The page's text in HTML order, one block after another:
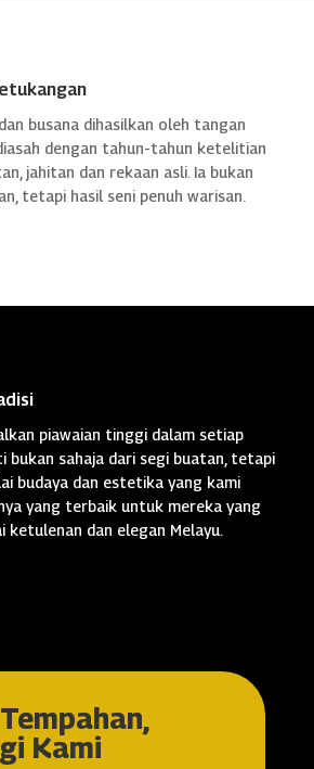
busana dihasilkan oleh tangan
dengan tahun-tahun ketelitian
jahitan dan rekaan asli. Ia bukan
tetapi hasil seni penuh warisan.
piawaian tinggi dalam setiap
bukan sahaja dari segi buatan, tetapi
budaya dan estetika yang kami
yang terbaik untuk mereka yang
ketulenan dan elegan Melayu.
Kami